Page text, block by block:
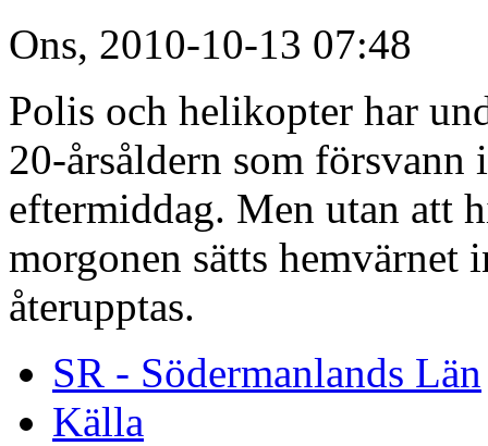
Ons, 2010-10-13 07:48
Polis och helikopter har
20-årsåldern som
eftermiddag. Men utan att
morgonen sätts hemvärnet
återupptas.
SR - Södermanlands Län
Källa